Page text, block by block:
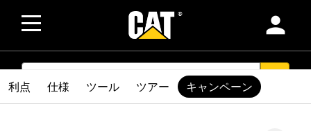
person
SEARCH
利点 仕様 ツール ツアー キャンペーン